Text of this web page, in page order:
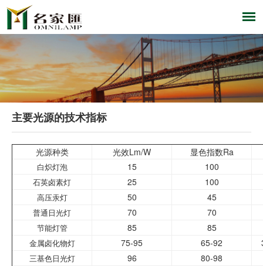
主要光源的技术指标
光源种类 光效Lm/W 显色指数Ra
白炽灯泡 15 100
石英卤素灯 25 100
高压汞灯 50 45
普通日光灯 70 70
节能灯管 85 85
金属卤化物灯 75-95 65-92
三基色日光灯 96 80-98